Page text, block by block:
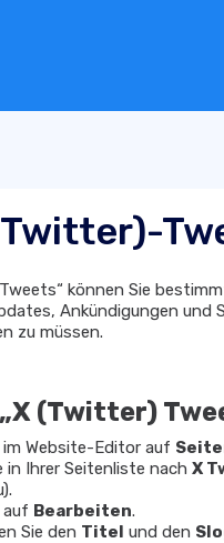
können Sie
Ankündigungen und
zu müssen.
(Twitter)
im Website-Editor auf
in Ihrer Seitenliste nach X
auf Bearbeiten.
Sie den Titel und den